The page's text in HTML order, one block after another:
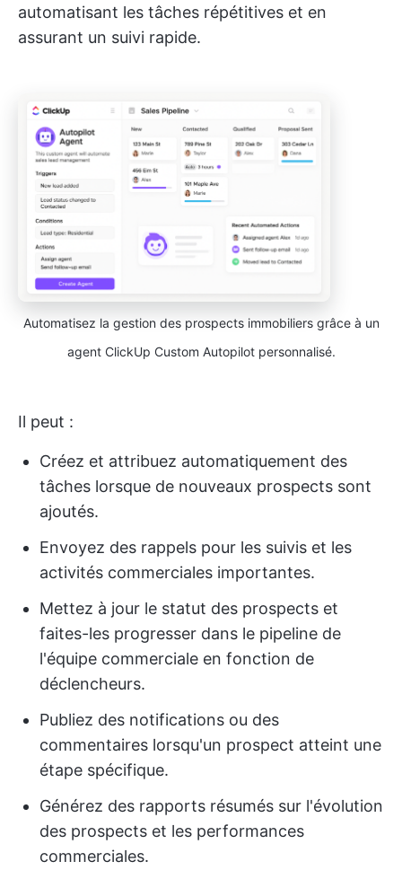
automatisant les tâches répétitives et en
assurant un suivi rapide.
Automatisez la gestion des prospects immobiliers grâce à un
agent ClickUp Custom Autopilot personnalisé.
Il peut :
Créez et attribuez automatiquement des
tâches lorsque de nouveaux prospects sont
ajoutés.
Envoyez des rappels pour les suivis et les
activités commerciales importantes.
Mettez à jour le statut des prospects et
faites-les progresser dans le pipeline de
l'équipe commerciale en fonction de
déclencheurs.
Publiez des notifications ou des
commentaires lorsqu'un prospect atteint une
étape spécifique.
Générez des rapports résumés sur l'évolution
des prospects et les performances
commerciales.